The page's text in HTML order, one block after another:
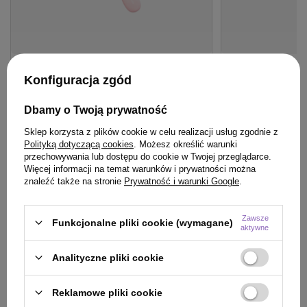
Szczotka Olivia Garden FingerBrush
włosów różowa
49,22 zł /
49.22pktpunktów
Najniższa cena produktu w okresie 30 dni przed
wprowadzeniem obniżki:37,50 zł +31%
20,90 zł
(34,83 zł / 100ml)
20.9
Konfiguracja zgód
Dbamy o Twoją prywatność
Sklep korzysta z plików cookie w celu realizacji usług zgodnie z
Polityką dotyczącą cookies . Możesz określić warunki
przechowywania lub dostępu do cookie w Twojej przeglądarce.
Więcej informacji na temat warunków i prywatności można
znaleźć także na stronie Prywatność i warunki Google
Funkcjonalne pliki cookie (wymagane)
Zawsze
aktywne
Analityczne pliki cookie
Reklamowe pliki cookie